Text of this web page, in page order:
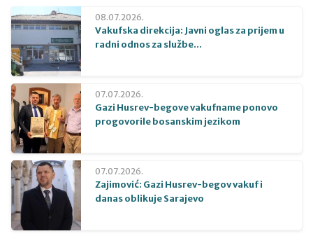
08.07.2026.
Vakufska direkcija: Javni oglas za prijem u
radni odnos za službe...
07.07.2026.
Gazi Husrev-begove vakufname ponovo
progovorile bosanskim jezikom
07.07.2026.
Zajimović: Gazi Husrev-begov vakuf i
danas oblikuje Sarajevo